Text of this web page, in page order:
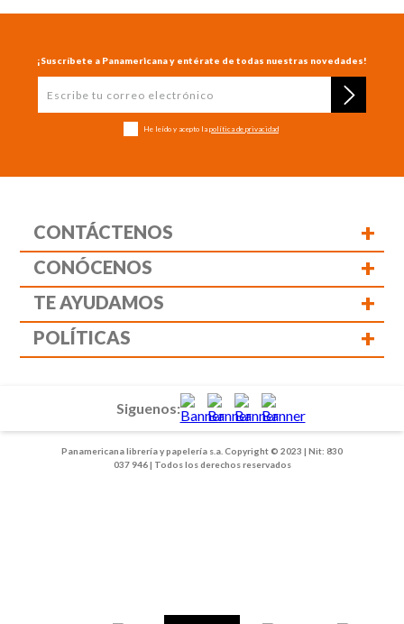
¡Suscríbete a Panamericana y entérate de todas nuestras novedades!
He leído y acepto la política de privacidad
CONTÁCTENOS +
CONÓCENOS +
TE AYUDAMOS +
POLÍTICAS +
Panamericana librería y papelería s.a. Copyright © 2023 | Nit: 830
037 946 | Todos los derechos reservados
Siguenos: